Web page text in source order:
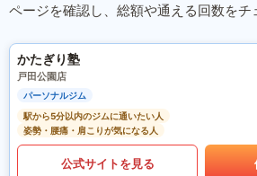
ページを確認し、総額や通える回数をチ
かたぎり塾
戸田公園店
パーソナルジム
駅から5分以内のジムに通いたい人
姿勢・腰痛・肩こりが気になる人
公式サイトを見る